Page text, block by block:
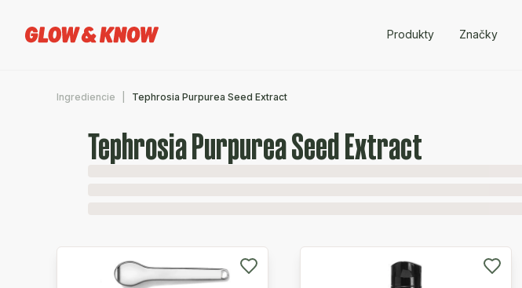
Produkty Značky
Ingrediencie Tephrosia Purpurea Seed Extract
Tephrosia Purpurea Seed Extract